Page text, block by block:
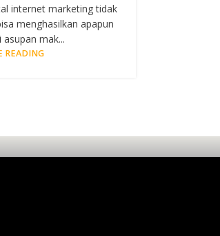
internet marketing tidak
menghasilkan apapun
mak...
READING